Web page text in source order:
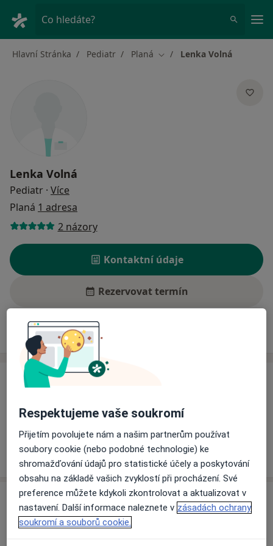
Co hledáte?
Hlavní Stránka Pediatr Planá Změna města
Lenka Volná
Lenka Volná
Pediatr · Více
Planá 1 adresa
2 názory
Kontaktní údaje
Rezervovat termín
Ceník Adresy
Ceník
Informace o službách a cenách nejsou k dispozici
Tento specialista ještě nepřidával žádné informace o
svých službách.
Adresa
Ordinace
Respektujeme vaše soukromí
Přijetím povolujete nám a našim partnerům používat
soubory cookie (nebo podobné technologie) ke
shromažďování údajů pro statistické účely a poskytování
obsahu na základě vašich zvyklostí při procházení. Své
preference můžete kdykoli zkontrolovat a aktualizovat v
nastavení. Další informace naleznete v zásadách ochrany
soukromí a souborů cookie.